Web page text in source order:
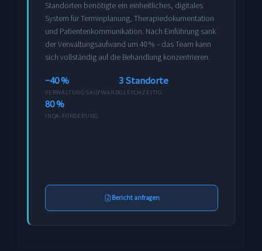
Standorten benötigte ein einheitliches, digitales
System für Terminplanung, Therapiedokumentation
und Patientenkommunikation. Nach Einführung sank
der Verwaltungsaufwand um 40 % – das Team kann
sich vollständig auf die Behandlung konzentrieren.
−40 %
VERWALTUNGSAUFWAND
3 Standorte
GLEICHZEITIG
80 %
INQA-FÖRDERUNG
Bericht anfragen